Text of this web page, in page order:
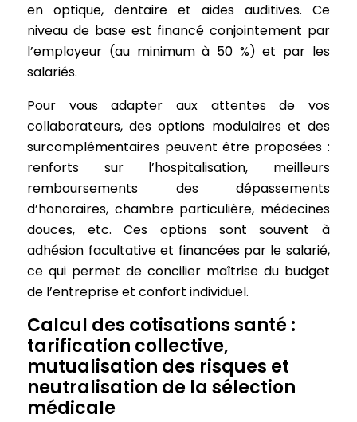
en optique, dentaire et aides auditives. Ce
niveau de base est financé conjointement par
l’employeur (au minimum à 50 %) et par les
salariés.
Pour vous adapter aux attentes de vos
collaborateurs, des options modulaires et des
surcomplémentaires peuvent être proposées :
renforts sur l’hospitalisation, meilleurs
remboursements des dépassements
d’honoraires, chambre particulière, médecines
douces, etc. Ces options sont souvent à
adhésion facultative et financées par le salarié,
ce qui permet de concilier maîtrise du budget
de l’entreprise et confort individuel.
Calcul des cotisations santé :
tarification collective,
mutualisation des risques et
neutralisation de la sélection
médicale